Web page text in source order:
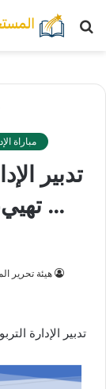
بحث
مباراة
تدبير
…
هيئة تحرير
تدبير الإدارة